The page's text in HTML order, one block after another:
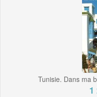
Tunisie. Dans ma
1